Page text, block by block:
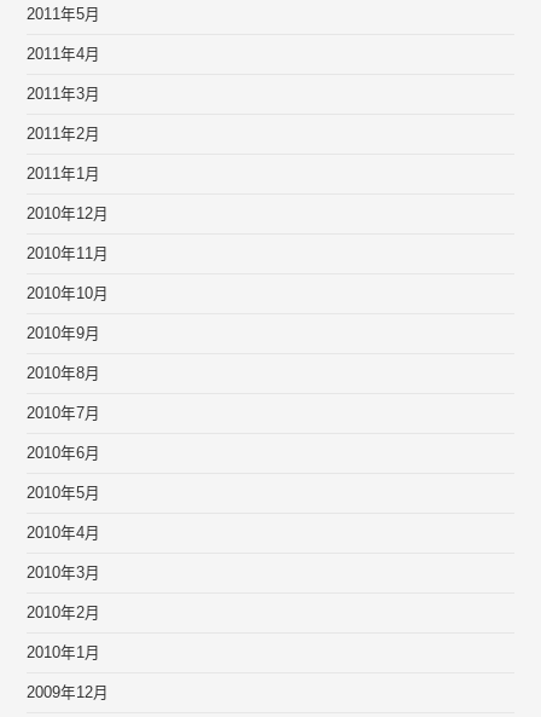
2011年5月
2011年4月
2011年3月
2011年2月
2011年1月
2010年12月
2010年11月
2010年10月
2010年9月
2010年8月
2010年7月
2010年6月
2010年5月
2010年4月
2010年3月
2010年2月
2010年1月
2009年12月